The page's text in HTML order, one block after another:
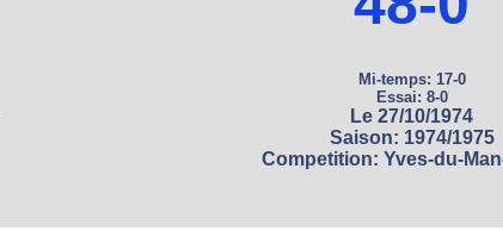
Mi-temps: 17-0
Essai: 8-0
Le 27/10/1974
Saison: 1974/1975
Competition: Yves-du-